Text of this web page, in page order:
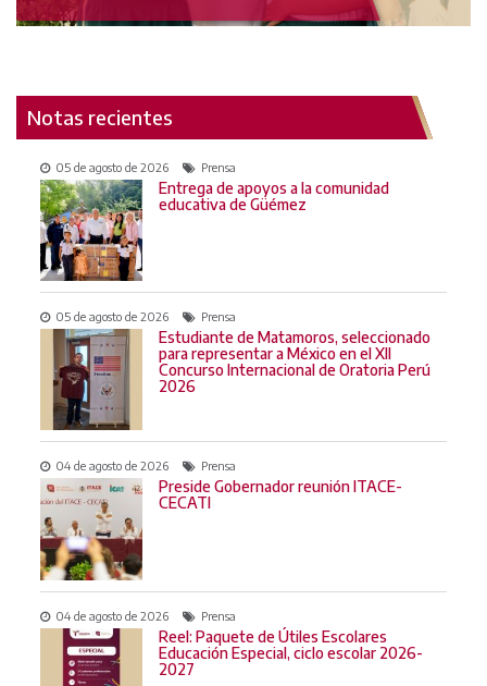
Notas recientes
05 de agosto de 2026 Prensa
Entrega de apoyos a la comunidad
educativa de Güémez
05 de agosto de 2026 Prensa
Estudiante de Matamoros, seleccionado
para representar a México en el XII
Concurso Internacional de Oratoria Perú
2026
04 de agosto de 2026 Prensa
Preside Gobernador reunión ITACE-
CECATI
04 de agosto de 2026 Prensa
Reel: Paquete de Útiles Escolares
Educación Especial, ciclo escolar 2026-
2027